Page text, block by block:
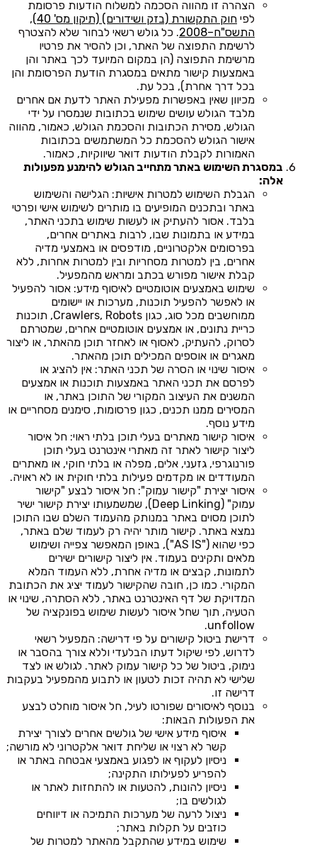
הצהרה זו מהווה הסכמה למשלוח הודעות פרסומת
לפי
חוק התקשורת (בזק ושידורים) (תיקון מס' 40),
התשס"ח–2008
. כל גולש רשאי לבחור שלא להצטרף
לרשימת התפוצה של האתר, וכן להסיר את פרטיו
מרשימת התפוצה (הן במקום המיועד לכך באתר והן
באמצעות קישור מתאים במסגרת הודעת הפרסומת והן
בכל דרך אחרת), בכל עת.
מכיוון שאין באפשרות מפעילת האתר לדעת אם אחרים
מלבד הגולש עושים שימוש בכתובות שנמסרו על ידי
הגולש, מסירת הכתובות והסכמת הגולש, כאמור, מהווה
אישור הגולש להסכמת כל המשתמשים בכתובות
האמורות לקבלת הודעות דואר שיווקיות, כאמור.
במסגרת השימוש באתר מתחייב הגולש להימנע מפעולות
אלה:
הגבלת השימוש למטרות אישיות: הגלישה והשימוש
באתר ובתכנים המופיעים בו מותרים לשימוש אישי ופרטי
בלבד. אסור להעתיק או לעשות שימוש בתכני האתר,
במידע או בתמונות שבו, לרבות באתרים אחרים,
בפרסומים אלקטרוניים, מודפסים או באמצעי מדיה
אחרים, בין למטרות מסחריות ובין למטרות אחרות, ללא
קבלת אישור מפורש בכתב ומראש מהמפעיל.
שימוש באמצעים אוטומטיים לאיסוף מידע: אסור להפעיל
או לאפשר להפעיל תוכנות, מערכות או יישומים
ממוחשבים מכל סוג, כגון Crawlers, Robots, תוכנות
כריית נתונים, או אמצעים אוטומטיים אחרים, שמטרתם
לסרוק, להעתיק, לאסוף או לאחזר תוכן מהאתר, או ליצור
מאגרים או אוספים המכילים תוכן מהאתר.
איסור שינוי או הסרה של תכני האתר: אין להציג או
לפרסם את תכני האתר באמצעות תוכנות או אמצעים
המשנים את העיצוב המקורי של התוכן באתר, או
המסירים ממנו תכנים, כגון פרסומות, סימנים מסחריים או
מידע נוסף.
איסור קישור מאתרים בעלי תוכן בלתי ראוי: חל איסור
ליצור קישור לאתר זה מאתרי אינטרנט בעלי תוכן
פורנוגרפי, גזעני, אלים, מפלה או בלתי חוקי, או מאתרים
המעודדים או מקדמים פעילות בלתי חוקית או לא ראויה.
איסור יצירת "קישור עמוק": חל איסור לבצע "קישור
עמוק" (Deep Linking), שמשמעותו יצירת קישור ישיר
לתוכן מסוים באתר במנותק מהעמוד השלם שבו התוכן
נמצא באתר. קישור מותר יהיה רק לעמוד שלם באתר,
כפי שהוא ("AS IS"), באופן המאפשר צפייה ושימוש
מלאים ותקינים בעמוד. אין ליצור קישורים ישירים
לתמונות, קבצים או מדיה אחרת, ללא העמוד המלא
המקורי. כמו כן, חובה שהקישור לעמוד יציג את הכתובת
המדויקת של דף האינטרנט באתר, ללא הסתרה, שינוי או
הטעיה, תוך שחל איסור לעשות שימוש בפונקציה של
unfollow.
דרישת ביטול קישורים על פי דרישה: המפעיל רשאי
לדרוש, לפי שיקול דעתו הבלעדי וללא צורך בהסבר או
נימוק, ביטול של כל קישור עמוק לאתר. לגולש או לצד
שלישי לא תהיה זכות לטעון או לתבוע מהמפעיל בעקבות
דרישה זו.
בנוסף לאיסורים שפורטו לעיל, חל איסור מוחלט לבצע
את הפעולות הבאות:
איסוף מידע אישי של גולשים אחרים לצורך יצירת
קשר לא רצוי או שליחת דואר אלקטרוני לא מורשה;
ניסיון לעקוף או לפגוע באמצעי אבטחה באתר או
להפריע לפעילותו התקינה;
ניסיון להונות, להטעות או להתחזות לאתר או
לגולשים בו;
ניצול לרעה של מערכות התמיכה או דיווחים
כוזבים על תקלות באתר;
שימוש במידע שהתקבל מהאתר למטרות של